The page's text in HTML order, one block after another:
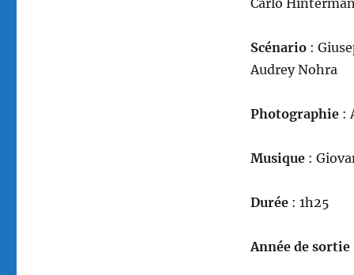
Carlo
Scénario:
Audrey Nohra
Photographie:
Musique:
Durée: 1h25
Année de sortie